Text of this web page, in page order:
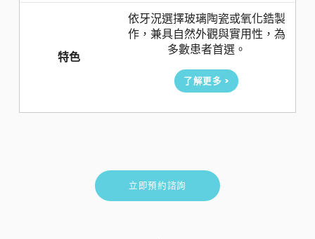
特色
依牙況選擇玻璃陶瓷或氧化鋯製
作，兼具自然外觀與實用性，為
多數患者首選。
了解更多 >
立即預約諮詢